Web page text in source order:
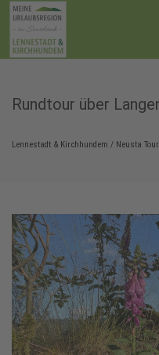
Rundtour über
Lennestadt & Kirchhundem / Neusta